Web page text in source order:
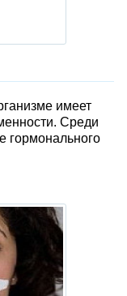
имеет
Среди
гормонального